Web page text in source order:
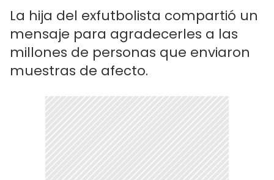
La hija del exfutbolista compartió un
mensaje para agradecerles a las
millones de personas que enviaron
muestras de afecto.